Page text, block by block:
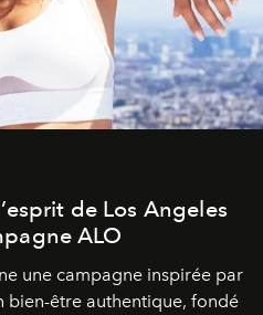
de Los Angeles
ALO
une campagne inspirée par
bien-être authentique, fondé